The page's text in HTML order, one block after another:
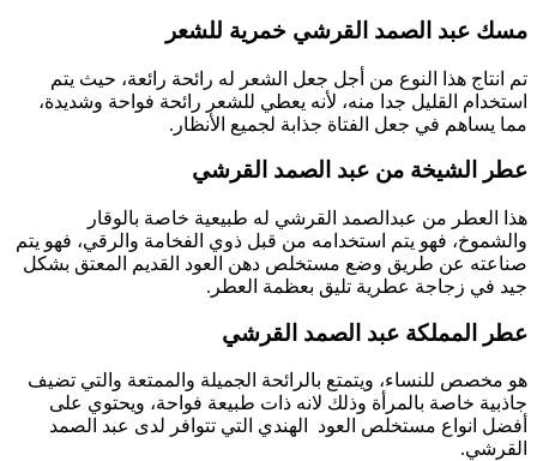
مسك عبد الصمد القرشي خمرية للشعر
تم انتاج هذا النوع من أجل جعل الشعر له رائحة رائعة، حيث يتم
استخدام القليل جدا منه، لأنه يعطي للشعر رائحة فواحة وشديدة،
مما يساهم في جعل الفتاة جذابة لجميع الأنظار.
عطر الشيخة من عبد الصمد القرشي
هذا العطر من عبدالصمد القرشي له طبيعية خاصة بالوقار
والشموخ، فهو يتم استخدامه من قبل ذوي الفخامة والرقي، فهو يتم
صناعته عن طريق وضع مستخلص دهن العود القديم المعتق بشكل
جيد في زجاجة عطرية تليق بعظمة العطر.
عطر المملكة عبد الصمد القرشي
هو مخصص للنساء، ويتمتع بالرائحة الجميلة والممتعة والتي تضيف
جاذبية خاصة بالمرأة وذلك لانه ذات طبيعة فواحة، ويحتوي على
أفضل انواع مستخلص العود الهندي التي تتوافر لدى عبد الصمد
القرشي.